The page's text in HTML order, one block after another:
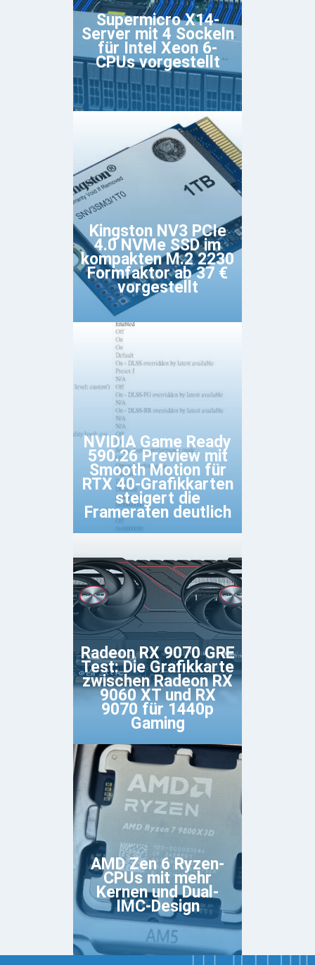
Supermicro X14-
Server mit 4 Sockeln
für Intel Xeon 6-
CPUs vorgestellt
Kingston NV3 PCIe
4.0 NVMe SSD im
kompakten M.2 2230
Formfaktor ab 37 €
vorgestellt
NVIDIA Game Ready
590.26 Preview mit
Smooth Motion für
RTX 40-Grafikkarten
steigert die
Frameraten deutlich
Radeon RX 9070 GRE
Test: Die Grafikkarte
zwischen Radeon RX
9060 XT und RX
9070 für 1440p
Gaming
AMD Zen 6 Ryzen-
CPUs mit mehr
Kernen und Dual-
IMC-Design